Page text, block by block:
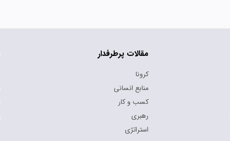
مقالات پرطرفدار
کرونا
منابع انسانی
کسب و کار
رهبری
استراتژی